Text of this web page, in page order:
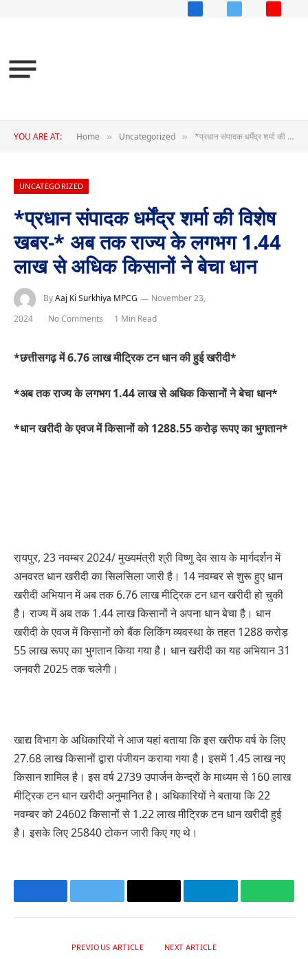
FacebookX
YOU ARE AT: Home » Uncategorized » *प्रधान संपादक धर्मेंद्र शर्मा की विशेष खबर-* अब तक राज्य के लगभग 1.44 लाख से अधिक किसानों ने बेचा धान
UNCATEGORIZED
*प्रधान संपादक धर्मेंद्र शर्मा की विशेष
खबर-* अब तक राज्य के लगभग 1.44
लाख से अधिक किसानों ने बेचा धान
ByAaj Ki Surkhiya MPCG
November 23,
2024
No Comments 1 Min Read
*छत्तीसगढ़ में 6.76 लाख मीट्रिक टन धान की हुई खरीदी*
*अब तक राज्य के लगभग 1.44 लाख से अधिक किसानों ने बेचा धान*
*धान खरीदी के एवज में किसानों को 1288.55 करोड़ रूपए का भुगतान*
रायपुर, 23 नवम्बर 2024/ मुख्यमंत्री श्री विष्णु देव साय के मार्गदर्शन में
अनवरत धान खरीदी का सिलसिला जारी है। 14 नवम्बर से शुरू हुए धान
खरीदी अभियान में अब तक 6.76 लाख मीट्रिक टन धान खरीदी हो चुकी
है। राज्य में अब तक 1.44 लाख किसानों ने अपना धान बेचा है। धान
खरीदी के एवज में किसानों को बैंक लिकिंग व्यवस्था के तहत 1288 करोड़
55 लाख रूपए का भुगतान किया गया है। धान खरीदी का यह अभियान 31
जनवरी 2025 तक चलेगी।
खाद्य विभाग के अधिकारियों ने आज यहां बताया कि इस खरीफ वर्ष के लिए
27.68 लाख किसानों द्वारा पंजीयन कराया गया है। इसमें 1.45 लाख नए
किसान शामिल है। इस वर्ष 2739 उपार्जन केन्द्रों के माध्यम से 160 लाख
मीट्रिक टन धान खरीदी अनुमानित है। अधिकारियों ने बताया कि 22
नवम्बर को 24602 किसानों से 1.22 लाख मीट्रिक टन धान खरीदी हुई
है। इसके लिए 25840 टोकन जारी किए गए थे।
FacebookTwitter Email Telegram
PREVIOUS ARTICLE NEXT ARTICLE